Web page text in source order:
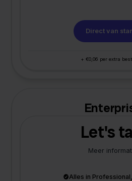
Direct van
+ €0,06 per extra
Let's
Meer
Alles in